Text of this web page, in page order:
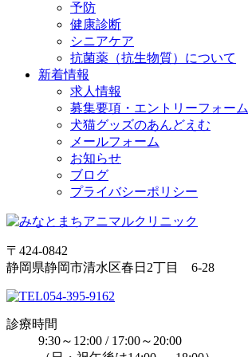
予防
健康診断
シニアケア
抗菌薬（抗生物質）について
新着情報
求人情報
募集要項・エントリーフォーム
犬猫グッズのあんどえむ
メールフォーム
お知らせ
ブログ
プライバシーポリシー
〒424-0842
静岡県静岡市清水区春日2丁目 6-28
054-395-9162
診療時間
9:30～12:00 / 17:00～20:00